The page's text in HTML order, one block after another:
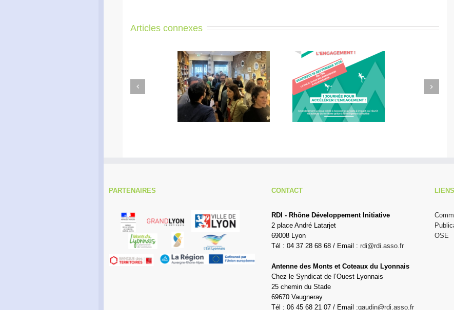
Articles connexes
Accélérateur de
l’engagement
Didier Amiel, entrepreneur
chez Misa Légumes
Previous
Next
PARTENAIRES CONTACT
RDI - Rhône Développement Initiative
2 place André Latarjet
69008 Lyon
Tél : 04 37 28 68 68 / Email :rdi@rdi.asso.fr
Antenne des Monts et Coteaux du Lyonnais
Chez le Syndicat de l’Ouest Lyonnais
25 chemin du Stade
69670 Vaugneray
Tél : 06 45 68 21 07 / Email :gaudin@rdi.asso.fr
OSE